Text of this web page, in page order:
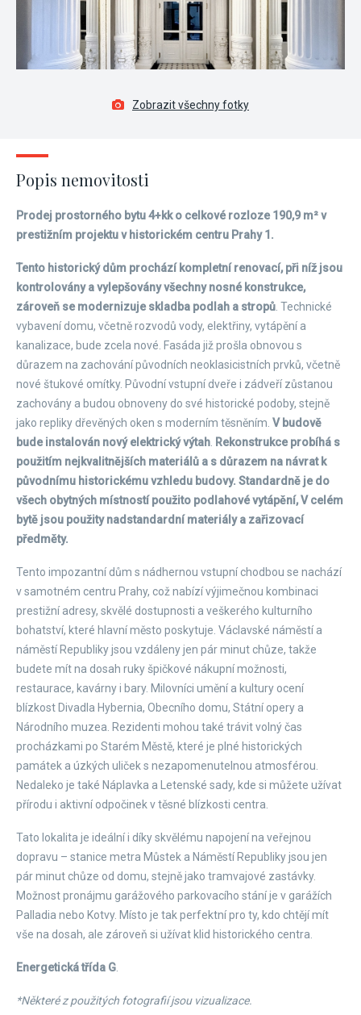
Zobrazit všechny fotky
Popis nemovitosti
Prodej prostorného bytu 4+kk o celkové rozloze 190,9 m² v
prestižním projektu v historickém centru Prahy 1.
Tento historický dům prochází kompletní renovací, při níž jsou
kontrolovány a vylepšovány všechny nosné konstrukce,
zároveň se modernizuje skladba podlah a stropů . Technické
vybavení domu, včetně rozvodů vody, elektřiny, vytápění a
kanalizace, bude zcela nové. Fasáda již prošla obnovou s
důrazem na zachování původních neoklasicistních prvků, včetně
nové štukové omítky. Původní vstupní dveře i zádveří zůstanou
zachovány a budou obnoveny do své historické podoby, stejně
jako repliky dřevěných oken s moderním těsněním. V budově
bude instalován nový elektrický výtah Rekonstrukce probíhá s
použitím nejkvalitnějších materiálů a s důrazem na návrat k
původnímu historickému vzhledu budovy. Standardně je do
všech obytných místností použito podlahové vytápění, V celém
bytě jsou použity nadstandardní materiály a zařizovací
předměty.
Tento impozantní dům s nádhernou vstupní chodbou se nachází
v samotném centru Prahy, což nabízí výjimečnou kombinaci
prestižní adresy, skvělé dostupnosti a veškerého kulturního
bohatství, které hlavní město poskytuje. Václavské náměstí a
náměstí Republiky jsou vzdáleny jen pár minut chůze, takže
budete mít na dosah ruky špičkové nákupní možnosti,
restaurace, kavárny i bary. Milovníci umění a kultury ocení
blízkost Divadla Hybernia, Obecního domu, Státní opery a
Národního muzea. Rezidenti mohou také trávit volný čas
procházkami po Starém Městě, které je plné historických
památek a úzkých uliček s nezapomenutelnou atmosférou.
Nedaleko je také Náplavka a Letenské sady, kde si můžete užívat
přírodu i aktivní odpočinek v těsné blízkosti centra.
Tato lokalita je ideální i díky skvělému napojení na veřejnou
dopravu – stanice metra Můstek a Náměstí Republiky jsou jen
pár minut chůze od domu, stejně jako tramvajové zastávky.
Možnost pronájmu garážového parkovacího stání je v garážích
Palladia nebo Kotvy. Místo je tak perfektní pro ty, kdo chtějí mít
vše na dosah, ale zároveň si užívat klid historického centra.
Energetická třída G
*Některé z použitých fotografií jsou vizualizace.